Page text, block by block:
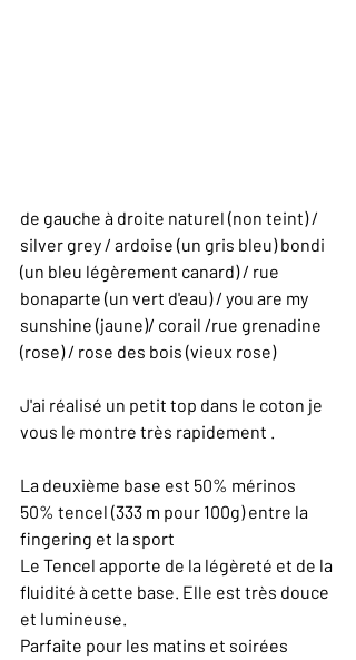
de gauche à droite naturel (non teint) /
silver grey / ardoise (un gris bleu) bondi
(un bleu légèrement canard) / rue
bonaparte (un vert d'eau) / you are my
sunshine (jaune)/ corail /rue grenadine
(rose) / rose des bois (vieux rose)
J'ai réalisé un petit top dans le coton je
vous le montre très rapidement .
La deuxième base est 50% mérinos
50% tencel (333 m pour 100g) entre la
fingering et la sport
Le Tencel apporte de la légèreté et de la
fluidité à cette base. Elle est très douce
et lumineuse.
Parfaite pour les matins et soirées